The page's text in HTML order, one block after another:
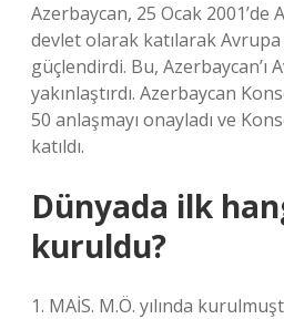
Azerbaycan, 25 Ocak 2001’de
devlet olarak katılarak
güçlendirdi. Bu, Azerbaycan’ı
yakınlaştırdı. Azerbaycan
50 anlaşmayı onayladı ve
katıldı.
Dünyada ilk
kuruldu?
1. MAİS. M.Ö. yılında